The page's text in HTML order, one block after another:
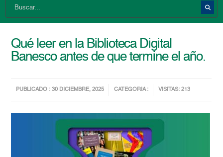
Qué leer en la Biblioteca Digital
Banesco antes de que termine el año.
PUBLICADO : 30 DICIEMBRE, 2025 CATEGORIA : VISITAS: 213